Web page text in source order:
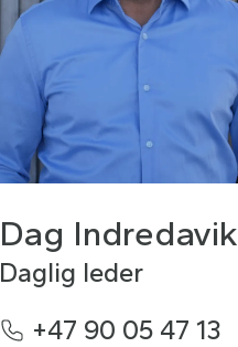
Dag Indredavik
Daglig leder
+47 90 05 47 13